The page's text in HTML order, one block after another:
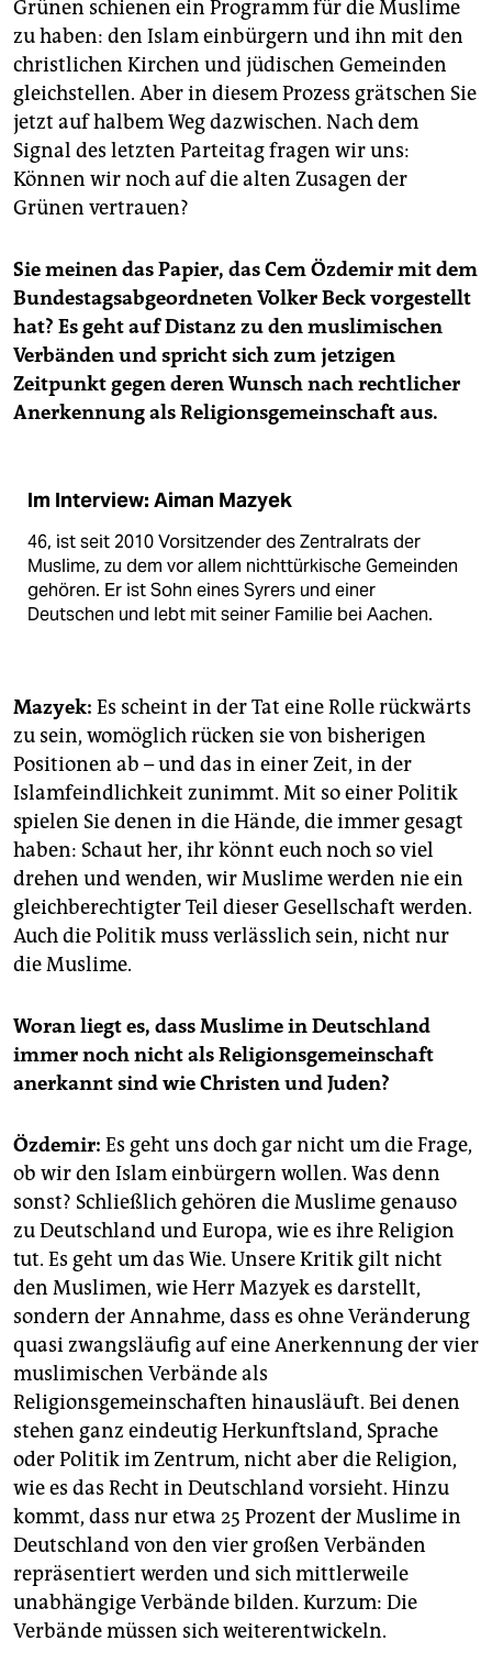
Grünen schienen ein Programm für die Muslime
zu haben: den Islam einbürgern und ihn mit den
christlichen Kirchen und jüdischen Gemeinden
gleichstellen. Aber in diesem Prozess grätschen Sie
jetzt auf halbem Weg dazwischen. Nach dem
Signal des letzten Parteitag fragen wir uns:
Können wir noch auf die alten Zusagen der
Grünen vertrauen?
Sie meinen das Papier, das Cem Özdemir mit dem
Bundestagsabgeordneten Volker Beck vorgestellt
hat? Es geht auf Distanz zu den muslimischen
Verbänden und spricht sich zum jetzigen
Zeitpunkt gegen deren Wunsch nach rechtlicher
Anerkennung als Religionsgemeinschaft aus.
Im Interview: Aiman Mazyek
46, ist seit 2010 Vorsitzender des Zentralrats der
Muslime, zu dem vor allem nichttürkische Gemeinden
gehören. Er ist Sohn eines Syrers und einer
Deutschen und lebt mit seiner Familie bei Aachen.
Mazyek: Es scheint in der Tat eine Rolle rückwärts
zu sein, womöglich rücken sie von bisherigen
Positionen ab – und das in einer Zeit, in der
Islamfeindlichkeit zunimmt. Mit so einer Politik
spielen Sie denen in die Hände, die immer gesagt
haben: Schaut her, ihr könnt euch noch so viel
drehen und wenden, wir Muslime werden nie ein
gleichberechtigter Teil dieser Gesellschaft werden.
Auch die Politik muss verlässlich sein, nicht nur
die Muslime.
Woran liegt es, dass Muslime in Deutschland
immer noch nicht als Religionsgemeinschaft
anerkannt sind wie Christen und Juden?
Özdemir: Es geht uns doch gar nicht um die Frage,
ob wir den Islam einbürgern wollen. Was denn
sonst? Schließlich gehören die Muslime genauso
zu Deutschland und Europa, wie es ihre Religion
tut. Es geht um das Wie. Unsere Kritik gilt nicht
den Muslimen, wie Herr Mazyek es darstellt,
sondern der Annahme, dass es ohne Veränderung
quasi zwangsläufig auf eine Anerkennung der vier
muslimischen Verbände als
Religionsgemeinschaften hinausläuft. Bei denen
stehen ganz eindeutig Herkunftsland, Sprache
oder Politik im Zentrum, nicht aber die Religion,
wie es das Recht in Deutschland vorsieht. Hinzu
kommt, dass nur etwa 25 Prozent der Muslime in
Deutschland von den vier großen Verbänden
repräsentiert werden und sich mittlerweile
unabhängige Verbände bilden. Kurzum: Die
Verbände müssen sich weiterentwickeln.